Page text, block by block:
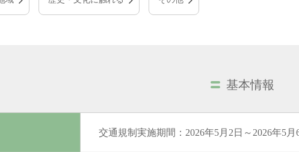
基本情報
交通規制実施期間：2026年5月2日～2026年5月